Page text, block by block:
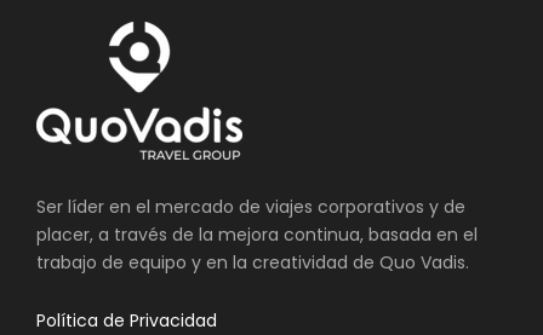
Visita de la Ciudad con metro y metrocable.
Excursión a la Piedra del Peñol y Guatapé
con almuerzo típico incluido
Boleto aéreo
Nada no especificado
Ser líder en el mercado de viajes corporativos y de
placer, a través de la mejora continua, basada en el
trabajo de equipo y en la creatividad de Quo Vadis.
Política de Privacidad